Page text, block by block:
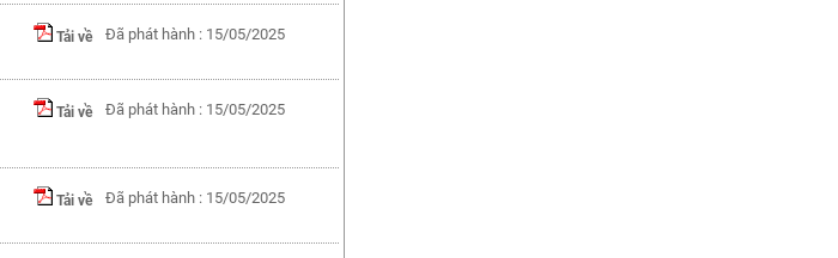
Tải về Đã phát hành : 15/05/2025
Tải về Đã phát hành : 15/05/2025
Tải về Đã phát hành : 15/05/2025